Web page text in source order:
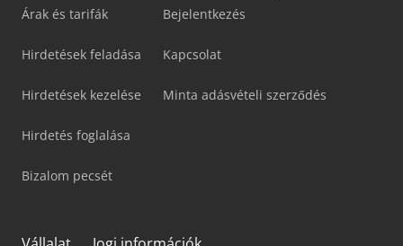
Árak és tarifák
Hirdetések feladása
Hirdetések kezelése
Hirdetés foglalása
Bizalom pecsét
Bejelentkezés
Kapcsolat
Minta adásvételi szerződés